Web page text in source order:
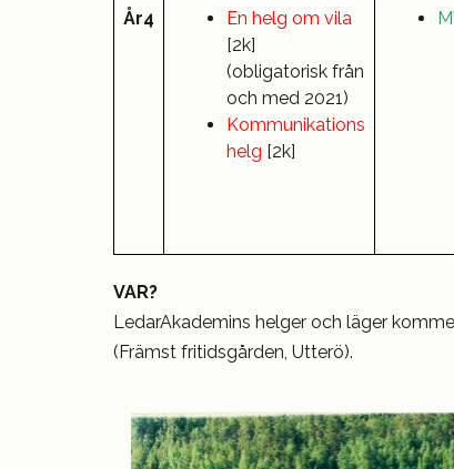
År4
En helg om vila
[2k]
(obligatorisk från
och med 2021)
Kommunikations
helg [2k]
VAR?
LedarAkademins helger och läger
(Främst fritidsgården, Utterö).